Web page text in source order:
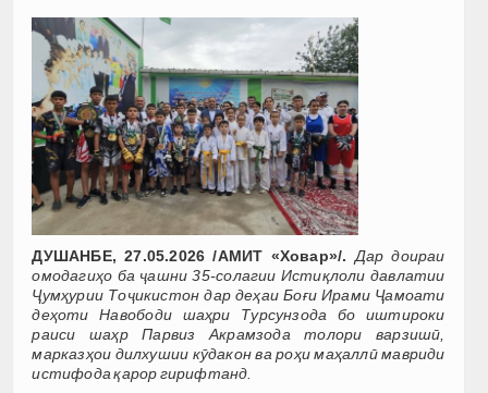
ДУШАНБЕ, 27.05.2026 /АМИТ «Ховар»/. Дар доираи
омодагиҳо ба ҷашни 35-солагии Истиқлоли давлатии
Ҷумҳурии Тоҷикистон дар деҳаи Боғи Ирами Ҷамоати
деҳоти Навободи шаҳри Турсунзода бо иштироки
раиси шаҳр Парвиз Акрамзода толори варзишӣ,
марказҳои дилхушии кӯдакон ва роҳи маҳаллӣ мавриди
истифода қарор гирифтанд.